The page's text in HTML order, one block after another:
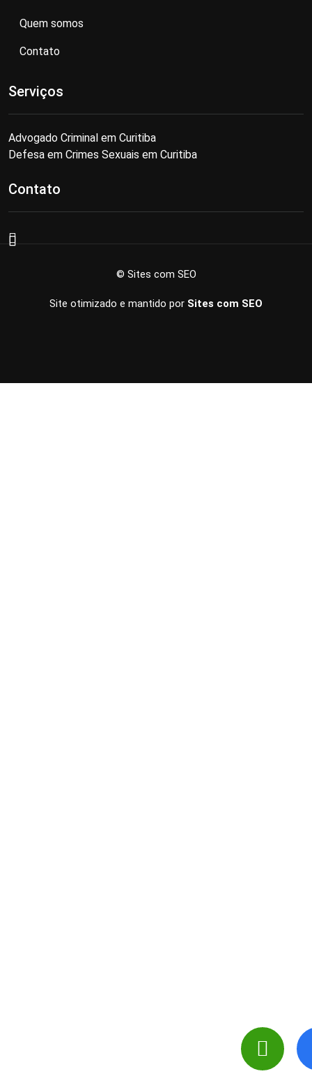
Quem somos
Contato
Serviços
Advogado Criminal em Curitiba
Defesa em Crimes Sexuais em Curitiba
Contato
© Sites com SEO
Site otimizado e mantido por Sites com SEO